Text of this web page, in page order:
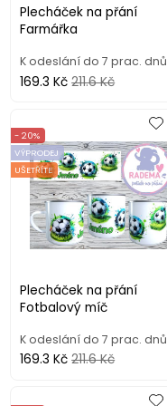
Plecháček na přání
Farmářka
K odeslání do 7 prac. dnů
169.3 Kč 211.6 Kč
Plecháček na přání
Fotbalový míč
- 20%
VÝPRODEJ
UŠETŘÍTE
K odeslání do 7 prac. dnů
169.3 Kč 211.6 Kč